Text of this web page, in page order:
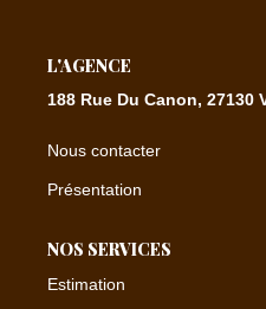
L'AGENCE
188 Rue Du Canon, 27130
Nous contacter
Présentation
NOS SERVICES
Estimation